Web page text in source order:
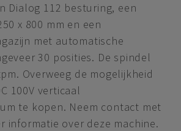
Dialog 112 besturing, een
x 800 mm en een
met automatische
30 posities. De spindel
Overweeg de mogelijkheid
100V verticaal
te kopen. Neem contact met
informatie over deze machine.